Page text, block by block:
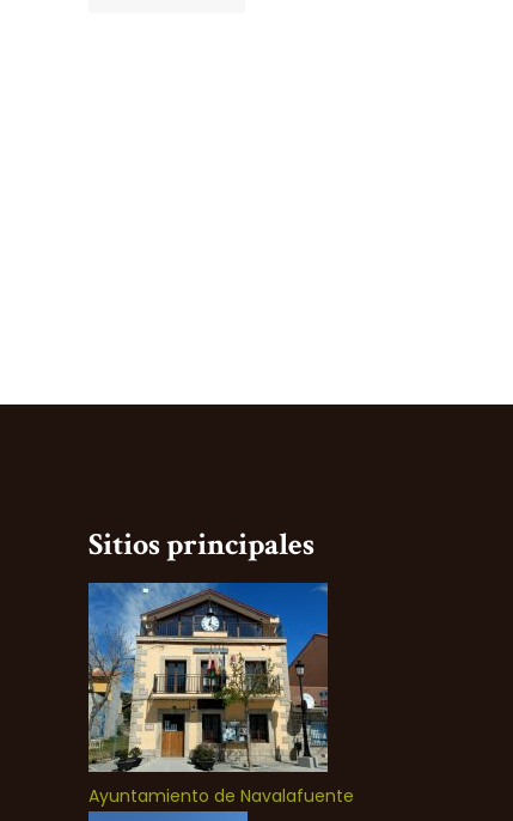
Sitios principales
Ayuntamiento de Navalafuente